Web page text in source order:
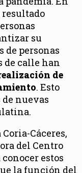
resultado
su
de personas
de calle han
de
. Esto
nuevas
Cáceres,
del Centro
estos
la función del